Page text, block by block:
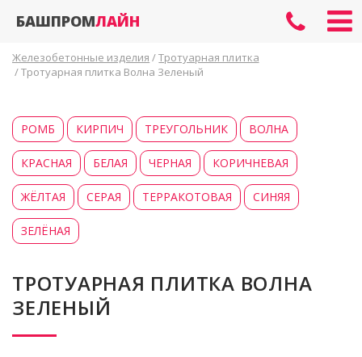
БАШПРОМЛАЙН
Железобетонные изделия /Тротуарная плитка
/Тротуарная плитка Волна Зеленый
РОМБ КИРПИЧ ТРЕУГОЛЬНИК ВОЛНА
КРАСНАЯ БЕЛАЯ ЧЕРНАЯ КОРИЧНЕВАЯ
ЖЁЛТАЯ СЕРАЯ ТЕРРАКОТОВАЯ СИНЯЯ
ЗЕЛЁНАЯ
ТРОТУАРНАЯ ПЛИТКА ВОЛНА
ЗЕЛЕНЫЙ